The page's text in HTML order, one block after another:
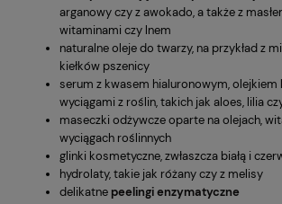
arganowy czy z awokado, a także z
witaminami czy lnem
naturalne oleje do twarzy, na przykład z
kiełków pszenicy
serum z kwasem hialuronowym, olejkiem
wyciągami z roślin, takich jak aloes, lilia
maseczki odżywcze oparte na olejach,
wyciągach roślinnych
glinki kosmetyczne, zwłaszcza białą i
hydrolaty, takie jak różany czy z melisy
delikatne peelingi enzymatyczne